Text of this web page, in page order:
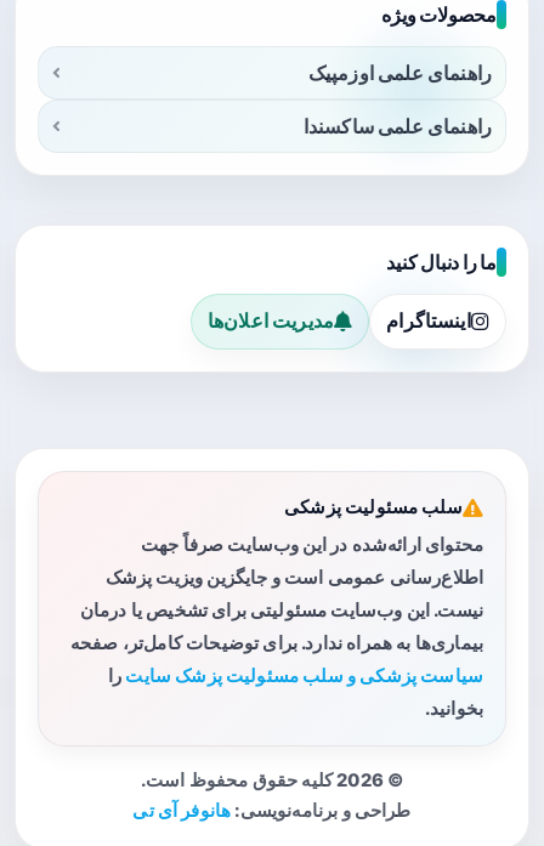
محصولات ویژه
راهنمای علمی اوزمپیک
راهنمای علمی ساکسندا
ما را دنبال کنید
اینستاگرام مدیریت اعلان‌ها
سلب مسئولیت پزشکی
محتوای ارائه‌شده در این وب‌سایت صرفاً جهت
اطلاع‌رسانی عمومی است و جایگزین ویزیت پزشک
نیست. این وب‌سایت مسئولیتی برای تشخیص یا درمان
بیماری‌ها به همراه ندارد. برای توضیحات کامل‌تر، صفحه
سیاست پزشکی و سلب مسئولیت پزشک سایت را
بخوانید.
© 2026 کلیه حقوق محفوظ است.
طراحی و برنامه‌نویسی: هانوفر آی تی